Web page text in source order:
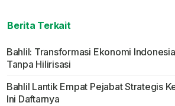
Berita Terkait
Bahlil: Transformasi Ekonomi
Tanpa Hilirisasi
Bahlil Lantik Empat Pejabat Strategis
Ini Daftarnya